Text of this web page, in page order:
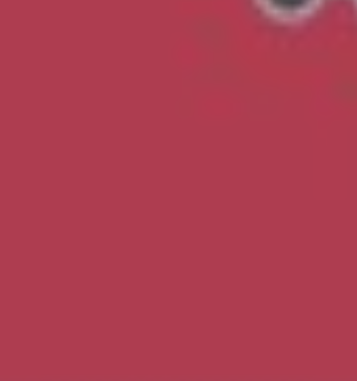
Lesen Sie unsere Adipositasbroschüre online und